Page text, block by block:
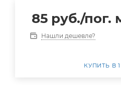
85 руб./пог.
Нашли дешевле?
КУПИТЬ В